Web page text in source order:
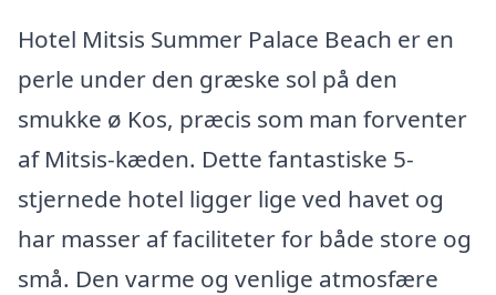
Hotel Mitsis Summer Palace Beach er en
perle under den græske sol på den
smukke ø Kos, præcis som man forventer
af Mitsis-kæden. Dette fantastiske 5-
stjernede hotel ligger lige ved havet og
har masser af faciliteter for både store og
små. Den varme og venlige atmosfære